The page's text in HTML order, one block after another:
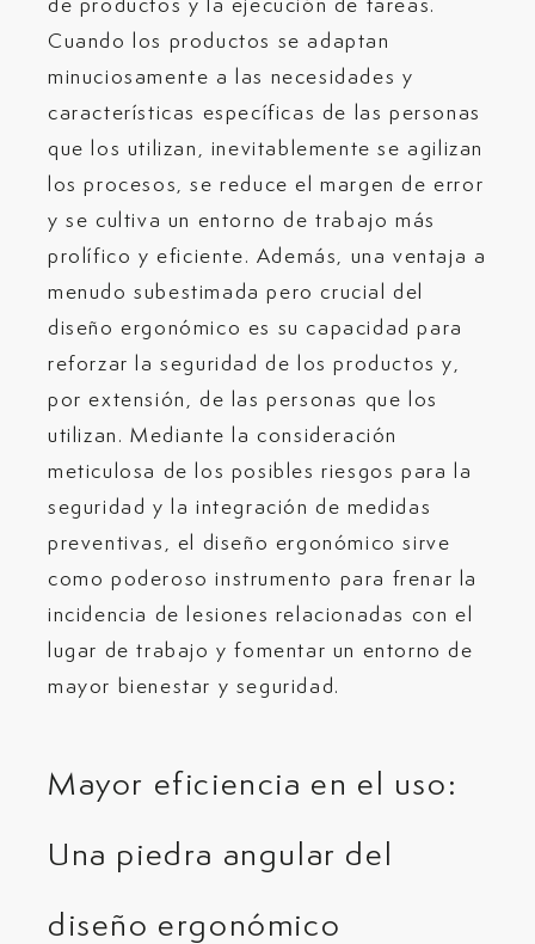
de productos y la ejecución de tareas.
Cuando los productos se adaptan
minuciosamente a las necesidades y
características específicas de las personas
que los utilizan, inevitablemente se agilizan
los procesos, se reduce el margen de error
y se cultiva un entorno de trabajo más
prolífico y eficiente. Además, una ventaja a
menudo subestimada pero crucial del
diseño ergonómico es su capacidad para
reforzar la seguridad de los productos y,
por extensión, de las personas que los
utilizan. Mediante la consideración
meticulosa de los posibles riesgos para la
seguridad y la integración de medidas
preventivas, el diseño ergonómico sirve
como poderoso instrumento para frenar la
incidencia de lesiones relacionadas con el
lugar de trabajo y fomentar un entorno de
mayor bienestar y seguridad.
Mayor eficiencia en el uso:
Una piedra angular del
diseño ergonómico